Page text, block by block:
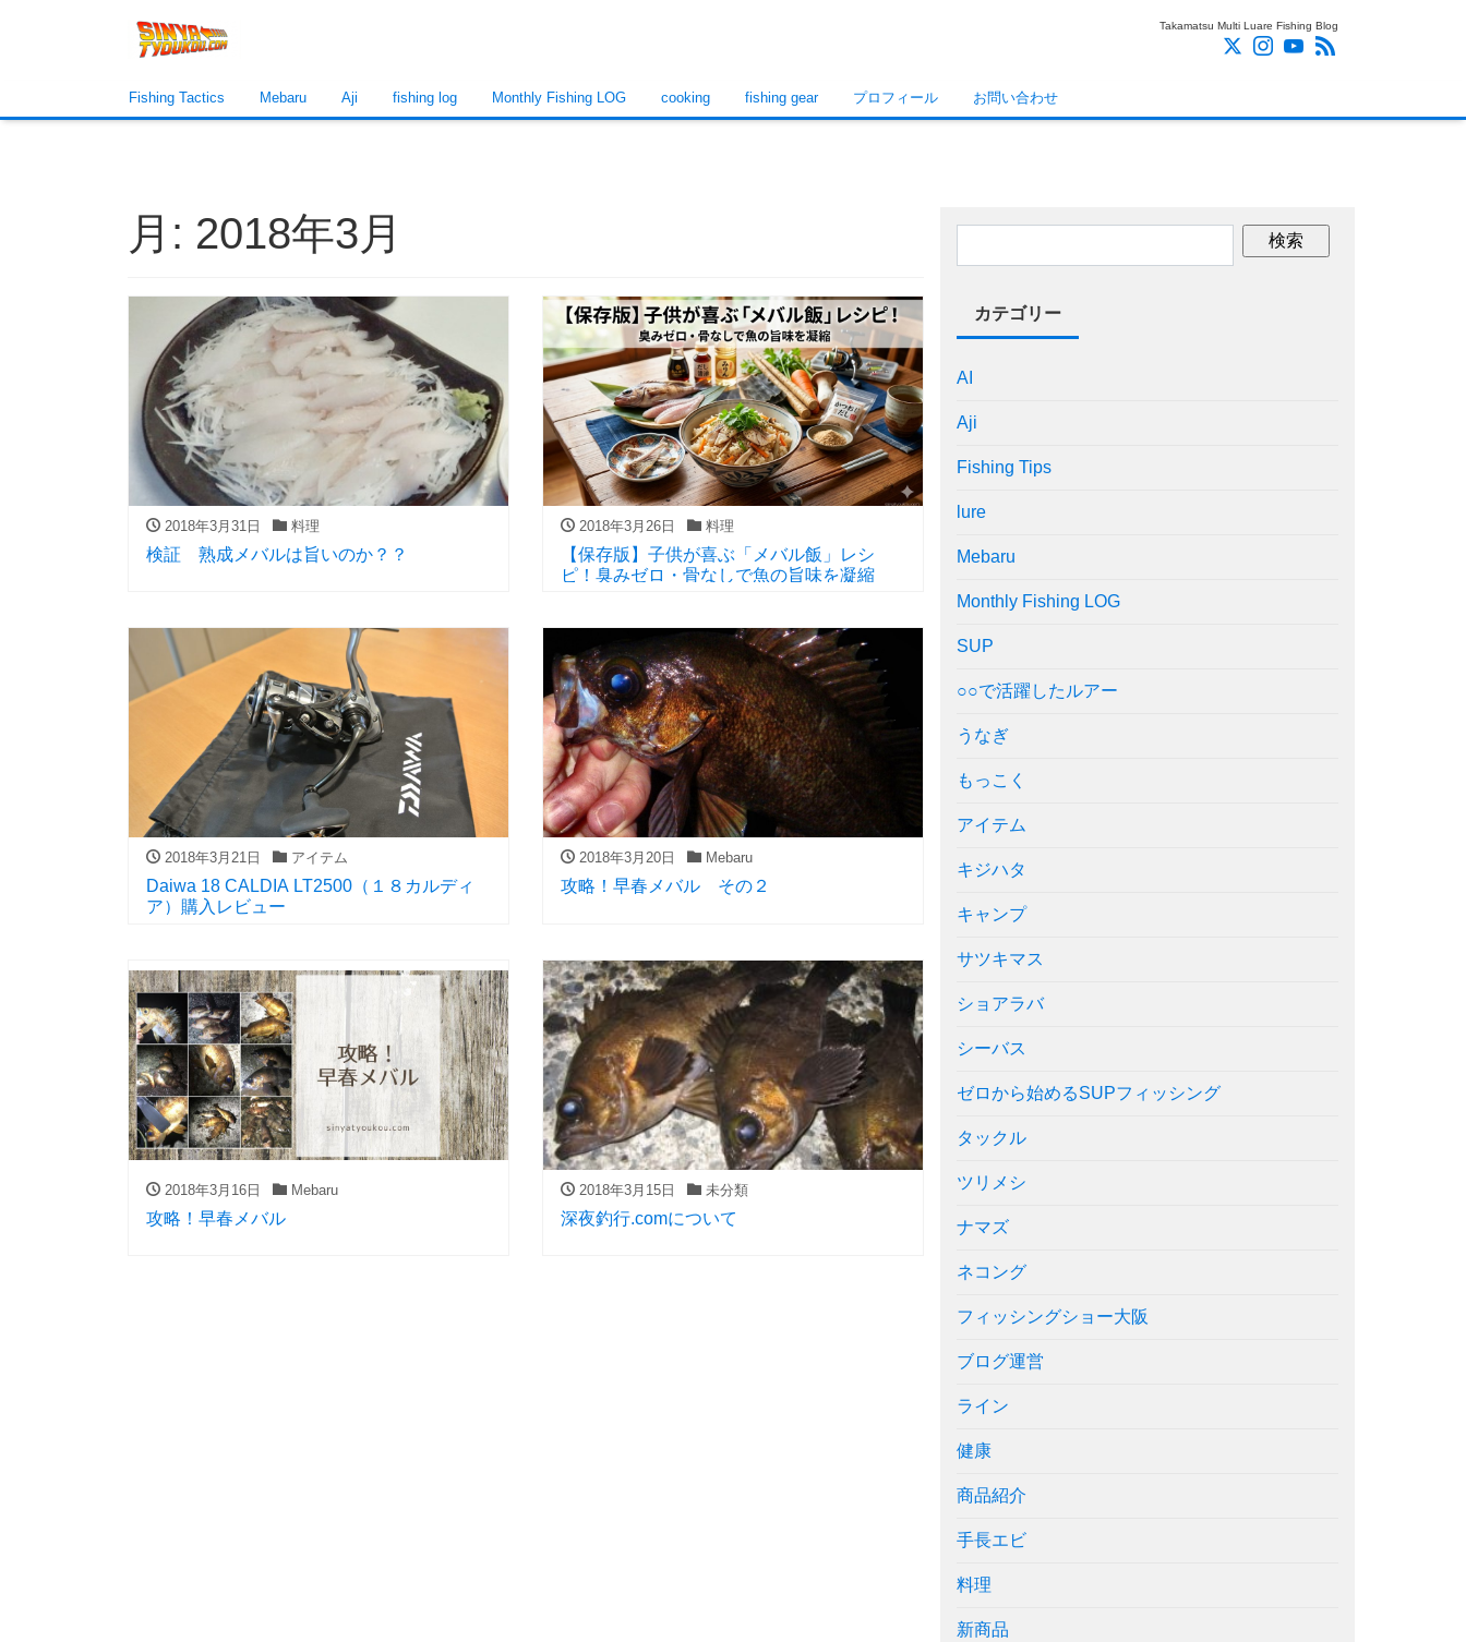
Takamatsu Multi Luare Fishing Blog
Fishing Tactics Mebaru Aji fishing log Monthly Fishing LOG cooking fishing gear プロフィール お問い合わせ
月: 2018年3月
2018年3月31日 料理
検証 熟成メバルは旨いのか？？
2018年3月26日 料理
【保存版】子供が喜ぶ「メバル飯」レシ
ピ！臭みゼロ・骨なしで魚の旨味を凝縮
2018年3月21日 アイテム
Daiwa 18 CALDIA LT2500（１８カルディ
ア）購入レビュー
2018年3月20日 Mebaru
攻略！早春メバル その２
2018年3月16日 Mebaru
攻略！早春メバル
2018年3月15日 未分類
深夜釣行.comについて
カテゴリー
AI
Aji
Fishing Tips
lure
Mebaru
Monthly Fishing LOG
SUP
○○で活躍したルアー
うなぎ
もっこく
アイテム
キジハタ
キャンプ
サツキマス
ショアラバ
シーバス
ゼロから始めるSUPフィッシング
タックル
ツリメシ
ナマズ
ネコング
フィッシングショー大阪
ブログ運営
ライン
健康
商品紹介
手長エビ
料理
新商品